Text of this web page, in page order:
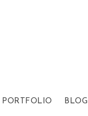
PORTFOLIO BLOG